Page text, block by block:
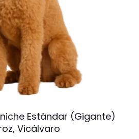
Estándar (Gigante)
Vicálvaro